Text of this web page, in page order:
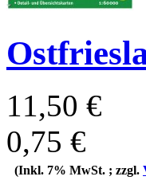
11,50 €
0,75 €
(Inkl. 7% MwSt. ; zzgl.